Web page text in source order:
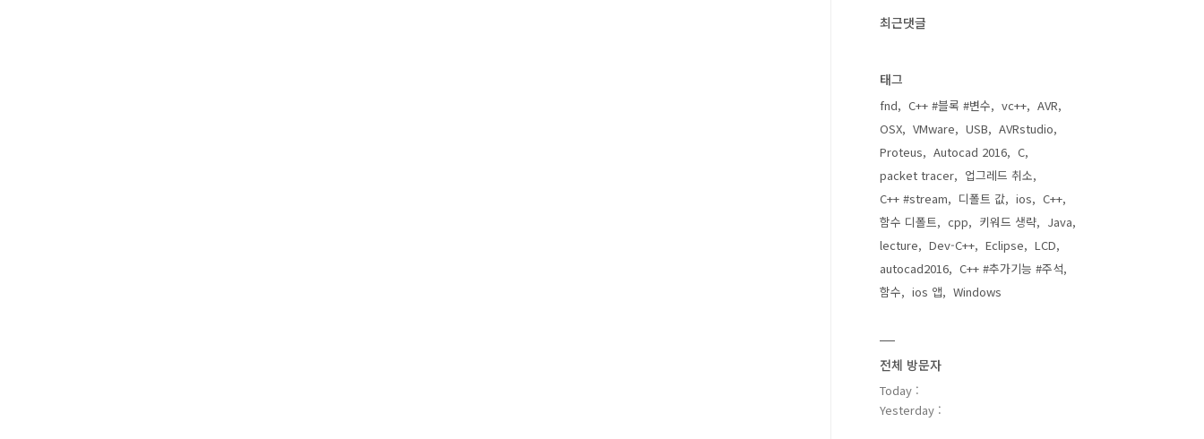
최근댓글
태그
fnd C++ #블록 #변수 vc++
AVR
OSX
VMware USB
AVRstudio
Proteus
Autocad 2016
C
packet tracer
업그레드 취소
C++ #stream
디폴트 값 ios
C++
함수 디폴트
cpp 키워드 생략
Java
lecture
Dev-C++ Eclipse
LCD
autocad2016
C++ #추가기능 #주석
함수
ios 앱 Windows
전체 방문자
Today :
Yesterday :